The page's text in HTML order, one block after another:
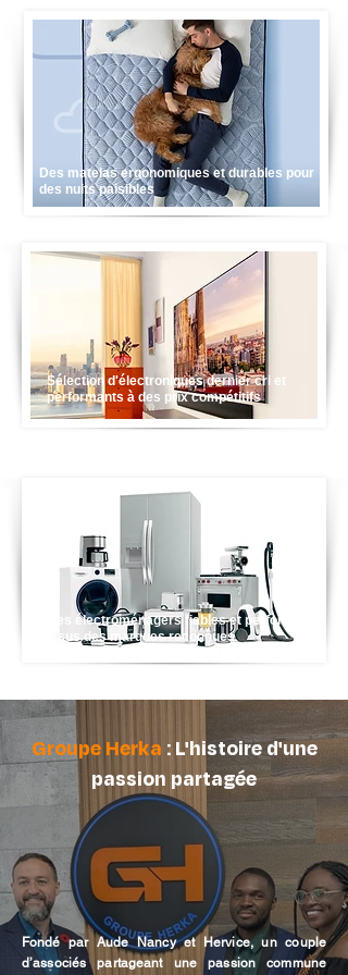
Des matelas ergonomiques et durables pour
des nuits paisibles
Sélection d'électroniques dernier cri et
performants à des prix compétitifs
Des électroménagers fiables et performants
issus des marques reconnues
Groupe Herka : L'histoire d'une
passion partagée
Fondé par Aude Nancy et Hervice, un couple
d’associés partageant une passion commune